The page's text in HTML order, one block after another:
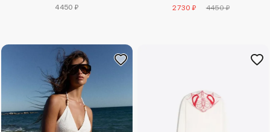
4450 ₽
2730 ₽
4450 ₽